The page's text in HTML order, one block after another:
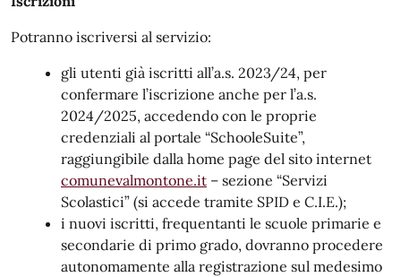
Potranno iscriversi al servizio:
gli utenti già iscritti all’a.s. 2023/24, per
confermare l’iscrizione anche per l’a.s.
2024/2025, accedendo con le proprie
credenziali al portale “SchooleSuite”,
raggiungibile dalla home page del sito internet
comunevalmontone.it – sezione “Servizi
Scolastici” (si accede tramite SPID e C.I.E.);
i nuovi iscritti, frequentanti le scuole primarie e
secondarie di primo grado, dovranno procedere
autonomamente alla registrazione sul medesimo